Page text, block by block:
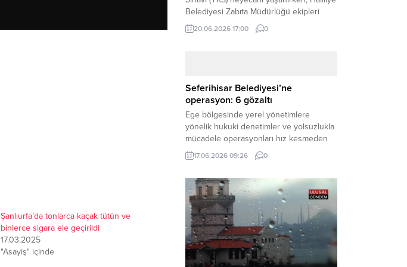
Şanlıurfa’da tonlarca kaçak tütün ve
binlerce sigara ele geçirildi
17.03.2025
"Asayiş" içinde
Belediyesi Zabıta Müdürlüğü ekipleri
geleceğini belirleyecek sınava geç kalma
tehlikesiyle karşı karşıya kalan bir
yolunu tutan binlerce aday arasında,
sınav yerine zamanında ulaşamayan bir
öğrenci büyük bir panik yaşadı....
20.06.2026 17:00 0
Seferihisar Belediyesi’ne
operasyon: 6 gözaltı
Ege bölgesinde yerel yönetimlere
yönelik hukuki denetimler ve yolsuzlukla
mücadele operasyonları hız kesmeden
devam ediyor. İzmir’in turistik ilçelerinden
Seferihisar Belediyesi, sabah saatlerinde
operasyonuyla sarsıldı. Haber Merkezi –
İzmir Cumhuriyet Başsavcılığı
koordinesinde yürütülen geniş kapsamlı
yolsuzluk ve mali suçlar soruşturması
kapsamında düğmeye basıldı. Edinilen ilk
bilgilere göre,...
17.06.2026 09:26 0